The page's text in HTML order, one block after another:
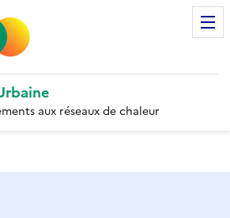
aux réseaux de chaleur